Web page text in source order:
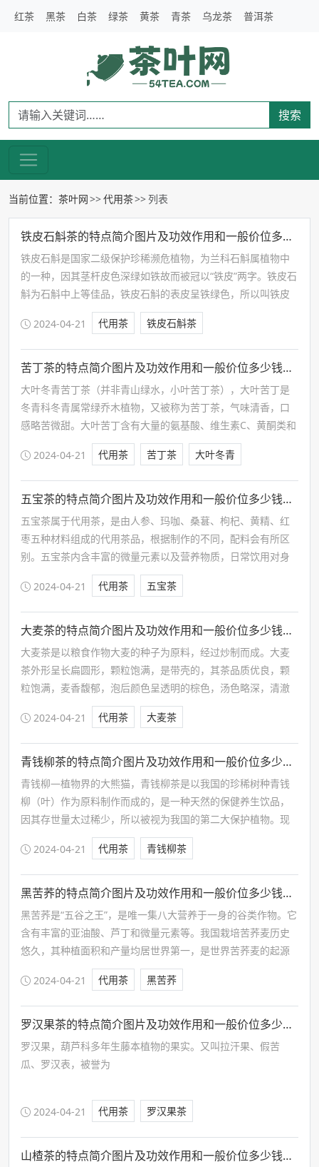
红茶 黑茶 白茶 绿茶 黄茶 青茶 乌龙茶 普洱茶
搜索
当前位置： 茶叶网 代用茶 列表
铁皮石斛茶的特点简介图片及功效作用和一般价位多少钱一斤
铁皮石斛是国家二级保护珍稀濒危植物，为兰科石斛属植物中
的一种，因其茎杆皮色深绿如铁故而被冠以“铁皮”两字。铁皮石
斛为石斛中上等佳品，铁皮石斛的表皮呈铁绿色，所以叫铁皮
石斛，野生石斛主要生长在云、桂、浙、皖等地，有滋阴补
阳、力达五脏、补中兼清、清中有补、补而不腻等作用。
2024-04-21 代用茶 铁皮石斛茶
苦丁茶的特点简介图片及功效作用和一般价位多少钱一斤
大叶冬青苦丁茶（并非青山绿水，小叶苦丁茶），大叶苦丁是
冬青科冬青属常绿乔木植物，又被称为苦丁茶，气味清香，口
感略苦微甜。大叶苦丁含有大量的氨基酸、维生素C、黄酮类和
蛋白质等营养物质，多分布在中国的西南地区和华南地区。
2024-04-21
代用茶 苦丁茶 大叶冬青
五宝茶的特点简介图片及功效作用和一般价位多少钱一斤
五宝茶属于代用茶，是由人参、玛咖、桑葚、枸杞、黄精、红
枣五种材料组成的代用茶品，根据制作的不同，配料会有所区
别。五宝茶内含丰富的微量元素以及营养物质，日常饮用对身
体亦有一定改善和辅助作用，同时亦能补充身体所需物质，但
需根据自身情况选用，不可盲目。
2024-04-21 代用茶 五宝茶
大麦茶的特点简介图片及功效作用和一般价位多少钱一斤
大麦茶是以粮食作物大麦的种子为原料，经过炒制而成。大麦
茶外形呈长扁圆形，颗粒饱满，是带壳的，其茶品质优良，颗
粒饱满，麦香馥郁，泡后颜色呈透明的棕色，汤色略深，清澈
透明，适度饮用，能补充身体所需维生素以及膳食纤维。
2024-04-21
代用茶 大麦茶
青钱柳茶的特点简介图片及功效作用和一般价位多少钱一斤
青钱柳—植物界的大熊猫，青钱柳茶是以我国的珍稀树种青钱
柳（叶）作为原料制作而成的，是一种天然的保健养生饮品，
因其存世量太过稀少，所以被视为我国的第二大保护植物。现
湖南境内、南岭、南山、雪峰山三山环绕缓冲之地的次原始森
林中，发现有成片野生青钱柳树。另外因青钱柳内含物质、微
量元素…
2024-04-21 代用茶 青钱柳茶
黑苦荞的特点简介图片及功效作用和一般价位多少钱一斤
黑苦荞是“五谷之王”，是唯一集八大营养于一身的谷类作物。它
含有丰富的亚油酸、芦丁和微量元素等。我国栽培苦荞麦历史
悠久，其种植面积和产量均居世界第一，是世界苦荞麦的起源
中心。而大凉山种着大面积苦荞，且品质优良，其茶不含茶
碱、不含咖啡因，健康又营养，非常适合日常饮用。
2024-04-21 代用茶 黑苦荞
罗汉果茶的特点简介图片及功效作用和一般价位多少钱一斤
罗汉果，葫芦科多年生藤本植物的果实。又叫拉汗果、假苦
瓜、罗汉表，被誉为
2024-04-21 代用茶 罗汉果茶
山楂茶的特点简介图片及功效作用和一般价位多少钱一斤